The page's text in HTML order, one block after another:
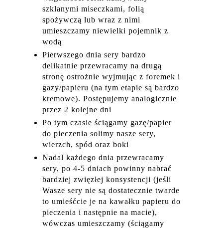
szklanymi miseczkami, folią
spożywczą lub wraz z nimi
umieszczamy niewielki pojemnik z
wodą
Pierwszego dnia sery bardzo
delikatnie przewracamy na drugą
stronę ostrożnie wyjmując z foremek i
gazy/papieru (na tym etapie są bardzo
kremowe). Postępujemy analogicznie
przez 2 kolejne dni
Po tym czasie ściągamy gazę/papier
do pieczenia solimy nasze sery,
wierzch, spód oraz boki
Nadal każdego dnia przewracamy
sery, po 4-5 dniach powinny nabrać
bardziej zwięzłej konsystencji (jeśli
Wasze sery nie są dostatecznie twarde
to umieśćcie je na kawałku papieru do
pieczenia i następnie na macie),
wówczas umieszczamy (ściągamy